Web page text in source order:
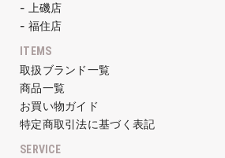
- 上磯店
- 福住店
ITEMS
取扱ブランド一覧
商品一覧
お買い物ガイド
特定商取引法に基づく表記
SERVICE